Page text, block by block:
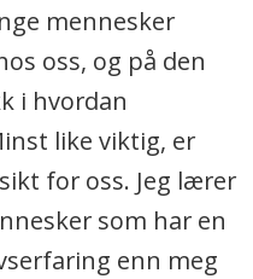
mennesker
oss, og på den
i hvordan
like viktig, er
for oss. Jeg lærer
som har en
enn meg